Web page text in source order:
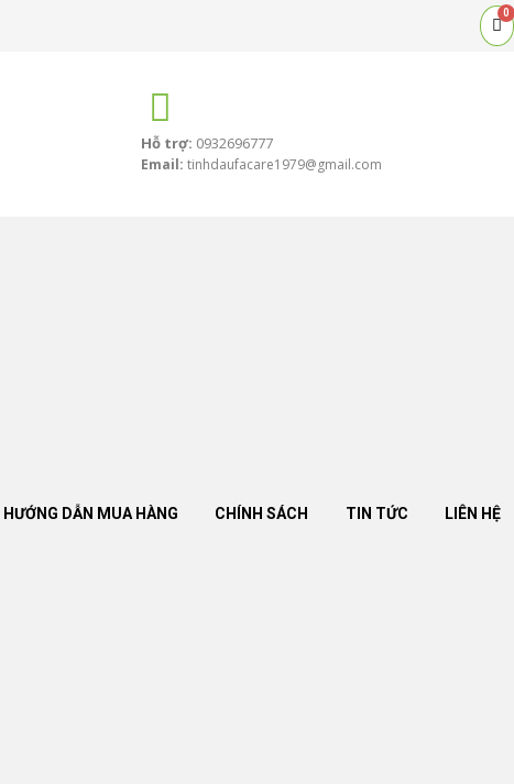
0
Hỗ trợ: 0932696777
Email:tinhdaufacare1979@gmail.com
HƯỚNG DẪN MUA HÀNG CHÍNH SÁCH TIN TỨC LIÊN HỆ